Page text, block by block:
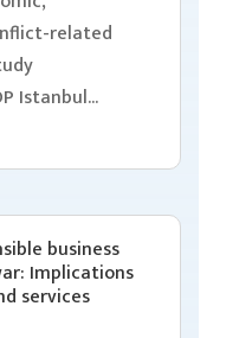
related
Istanbul...
business
Implications
services